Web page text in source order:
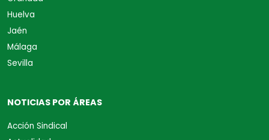
Huelva
Jaén
Málaga
Sevilla
NOTICIAS POR ÁREAS
Acción Sindical